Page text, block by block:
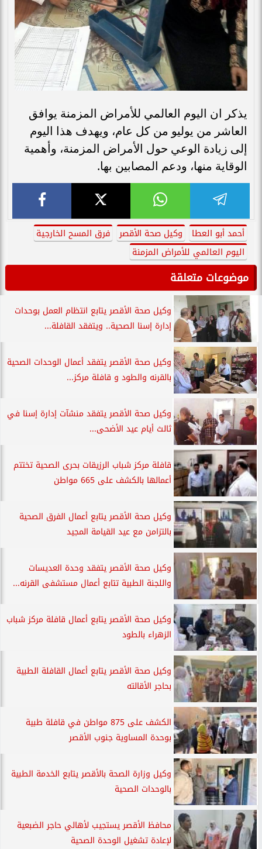
يذكر ان اليوم العالمي للأمراض المزمنة يوافق
العاشر من يوليو من كل عام، ويهدف هذا اليوم
إلى زيادة الوعي حول الأمراض المزمنة، وأهمية
الوقاية منها، ودعم المصابين بها.
أحمد أبو العطا وكيل صحة الأقصر
فرق المسح الخارجية
اليوم العالمي للأمراض المزمنة
موضوعات متعلقة
وكيل صحة الأقصر يتابع انتظام العمل بوحدات
إدارة إسنا الصحية.. ويتفقد القافلة...
وكيل صحة الأقصر يتفقد أعمال الوحدات الصحية
بالقرنه والطود و قافلة مركز...
وكيل صحة الأقصر يتفقد منشآت إدارة إسنا في
ثالث أيام عيد الأضحى...
قافلة مركز شباب الرزيقات بحرى الصحية تختتم
أعمالها بالكشف على 665 مواطن
وكيل صحة الأقصر يتابع أعمال الفرق الصحية
بالتزامن مع عيد القيامة المجيد
وكيل صحة الأقصر يتفقد وحدة العديسات
واللجنة الطبية تتابع أعمال مستشفى القرنه...
وكيل صحة الأقصر يتابع أعمال قافلة مركز شباب
الزهراء بالطود
وكيل صحة الأقصر يتابع أعمال القافلة الطبية
بحاجر الأقالته
الكشف على 875 مواطن في قافلة طبية
بوحدة المساوية جنوب الأقصر
وكيل وزارة الصحة بالأقصر يتابع الخدمة الطبية
بالوحدات الصحية
محافظ الأقصر يستجيب لأهالي حاجر الضبعية
لإعادة تشغيل الوحدة الصحية